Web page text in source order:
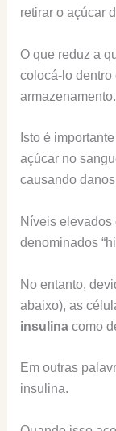
retirar o açúcar
O que reduz a
colocá-lo dentro
armazenamento.
Isto é
açúcar no
causando
Níveis elevados
denominados
No entanto,
abaixo), as
insulinacomo
Em outras
insulina.